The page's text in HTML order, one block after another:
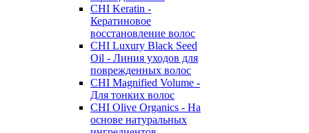
CHI Keratin -
Кератиновое
восстановление волос
CHI Luxury Black Seed
Oil - Линия уходов для
поврежденных волос
CHI Magnified Volume -
Для тонких волос
CHI Olive Organics - На
основе натуральных